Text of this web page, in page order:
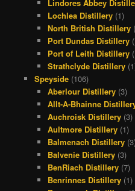
Lindores Abbey
Lochlea Distillery (1)
North British Distillery
Port Dundas Distillery
Port of Leith Distillery
Strathclyde Distillery
Speyside(106)
Aberlour Distillery (3)
Allt-A-Bhainne
Auchroisk Distillery (3)
Aultmore Distillery (1)
Balmenach Distillery
Balvenie Distillery (3)
BenRiach Distillery (7)
Benrinnes Distillery (1)